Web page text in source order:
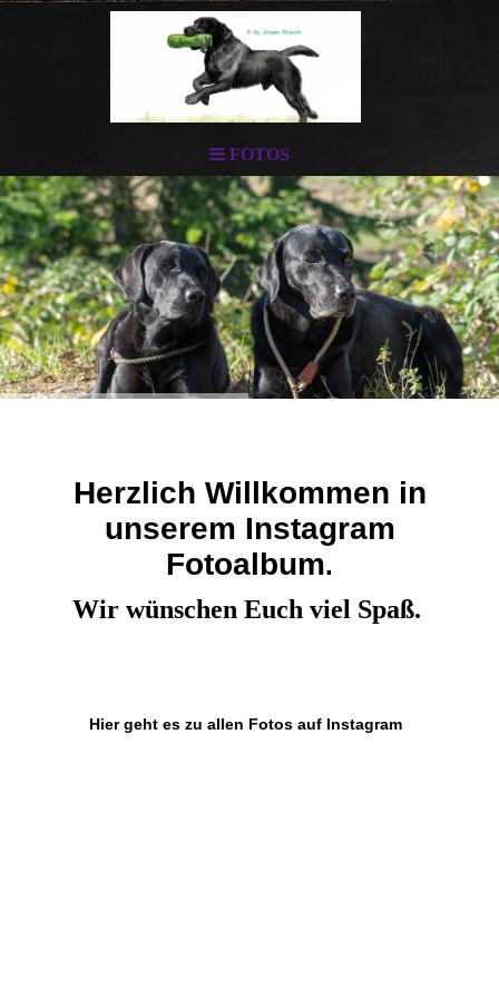
FOTOS
Herzlich Willkommen in
unserem Instagram
Fotoalbum.
Wir wünschen Euch viel Spaß.
Hier geht es zu allen Fotos auf Instagram